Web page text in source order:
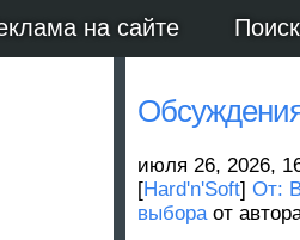
на сайте Поиск
июля 26, 2026,
[Hard'n'Soft] От:
выбораот